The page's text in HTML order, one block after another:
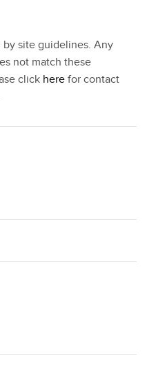
site guidelines. Any
not match these
click here for contact